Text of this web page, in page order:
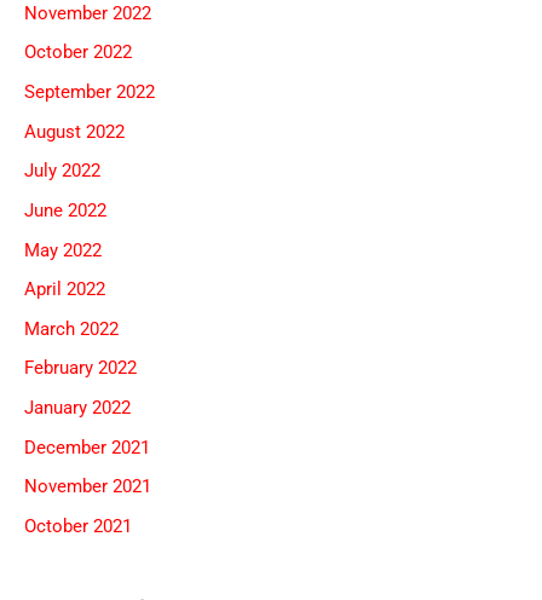
November 2022
October 2022
September 2022
August 2022
July 2022
June 2022
May 2022
April 2022
March 2022
February 2022
January 2022
December 2021
November 2021
October 2021